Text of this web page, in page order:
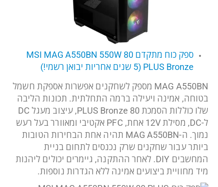
ספק כוח מתקדם MSI MAG A550BN 550W 80
PLUS Bronze (5 שנים אחריות יבואן רשמי!)
MAG A550BN מספק לשחקנים אפשרות אספקת חשמל
בטוחה, אמינה ויעילה ברמה התחלתית. תכונות הליבה
שלו כוללות הסמכת 80 PLUS Bronze, עיצוב מעגל DC
ל-DC, מסילת 12V אחת, PFC אקטיבי ומאוורר בעל רעש
נמוך. ה-MAG A550BN תהיה אחת הבחירות הטובות
ביותר עבור שחקנים שרק נכנסים לתחום בניית
המחשבים DIY. לאחר ההתקנה, גיימרים יכולים ליהנות
מיד מחוויית ביצועים אמינה ללא הגדרות נוספות.